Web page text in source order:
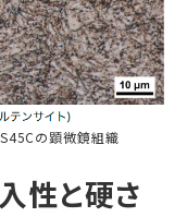
の顕微鏡組織
性と硬さ